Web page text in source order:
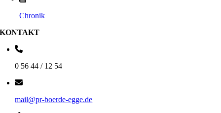
Chronik
KONTAKT
0 56 44 / 12 54
mail@pr-boerde-egge.de